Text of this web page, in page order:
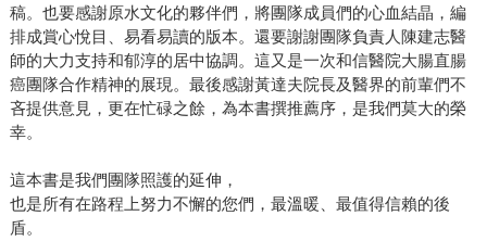
稿。也要感謝原水文化的夥伴們，將團隊成員們的心血結晶，編
排成賞心悅目、易看易讀的版本。還要謝謝團隊負責人陳建志醫
師的大力支持和郁淳的居中協調。這又是一次和信醫院大腸直腸
癌團隊合作精神的展現。最後感謝黃達夫院長及醫界的前輩們不
吝提供意見，更在忙碌之餘，為本書撰推薦序，是我們莫大的榮
幸。
這本書是我們團隊照護的延伸，
也是所有在路程上努力不懈的您們，最溫暖、最值得信賴的後
盾。